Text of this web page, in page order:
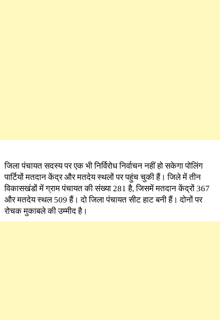
जिला पंचायत सदस्य पर एक भी निर्विरोध निर्वाचन नहीं हो सकेगा पोलिंग
पार्टियों मतदान केंद्र और मतदेय स्थलों पर पहुंच चुकी हैं। जिले में तीन
विकासखंडों में ग्राम पंचायत की संख्या 281 है, जिसमें मतदान केंद्रों 367
और मतदेय स्थल 509 हैं। दो जिला पंचायत सीट हाट बनी हैं। दोनों पर
रोचक मुकाबले की उम्मीद है।